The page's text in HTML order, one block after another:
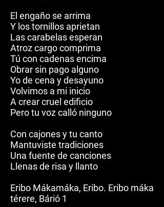
El engaño se arrima
Y los tornillos aprietan
Las carabelas esperan
Atroz cargo comprima
Tú con cadenas encima
Obrar sin pago alguno
Yo de cena y desayuno
Volvimos a mi inicio
A crear cruel edificio
Pero tu voz calló ninguno
Con cajones y tu canto
Mantuviste tradiciones
Una fuente de canciones
Llenas de risa y llanto
Eribo Mákamáka, Eribo. Eribo máka
térere, Bárió 1